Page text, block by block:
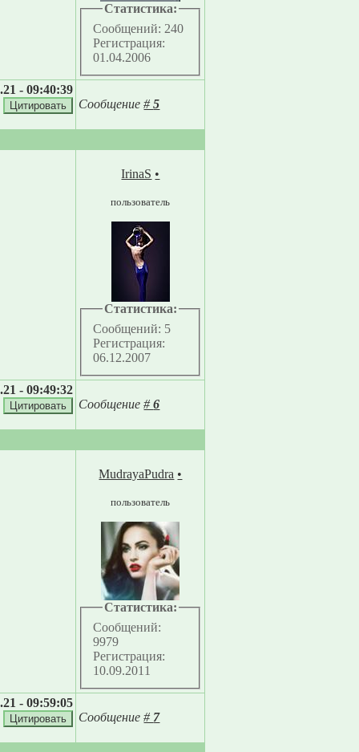
Статистика:
Сообщений: 240
Регистрация:
01.04.2006
- 09:40:39
Сообщение#5
IrinaS •
пользователь
Статистика:
Сообщений: 5
Регистрация:
06.12.2007
- 09:49:32
Сообщение#6
MudrayaPudra •
пользователь
Статистика:
Сообщений:
9979
Регистрация:
10.09.2011
- 09:59:05
Сообщение# 7